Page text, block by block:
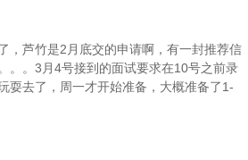
，芦竹是2月底交的申请啊，有一封推荐信
。。3月4号接到的面试要求在10号之前录
耍去了，周一才开始准备，大概准备了1-